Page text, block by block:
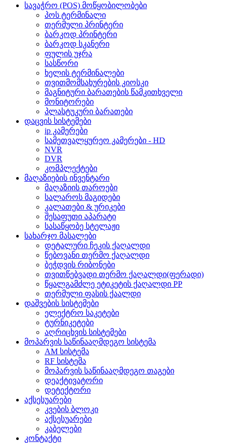
სავაჭრო (POS) მოწყობილობები
პოს ტერმინალი
თერმული პრინტერი
ბარკოდ პრინტერი
ბარკოდ სკანერი
ფულის უჯრა
სასწორი
ხელის ტერმინალები
თვითმომსახურების კიოსკი
მაგნიტური ბარათების წამკითხველი
მონიტორები
პლასტუკური ბარათები
დაცვის სისტემები
ip კამერები
სამეთვალყურეო კამერები - HD
NVR
DVR
კომპლექტები
მაღაზიების ინვენტარი
მაღაზიის თაროები
სალაროს მაგიდები
კალათები & ურიკები
შესაფუთი აპარატი
სასაწყობე სტელაჟი
სახარჯო მასალები
დეტალური ჩეკის ქაღალდი
წებოვანი თერმო ქაღალდი
ბეჭდვის რიბონები
თვითწებვადი თერმო ქაღალდი(ფერადი)
წყალგამძლე ეტიკეტის ქაღალდი PP
თერმული ფასის ქაალდი
დაშვების სისტემები
ელექტრო საკეტები
ტურნიკეტები
აღრიცხვის სისტემები
მოპარვის საწინააღმდეგო სისტემა
AM სისტემა
RF სისტემა
მოპარვის საწინააღმდეგო თაგები
დეაქტივატორი
დეტექტორი
აქსესუარები
კვების ბლოკი
აქსესუარები
კაბელები
კონტაქტი